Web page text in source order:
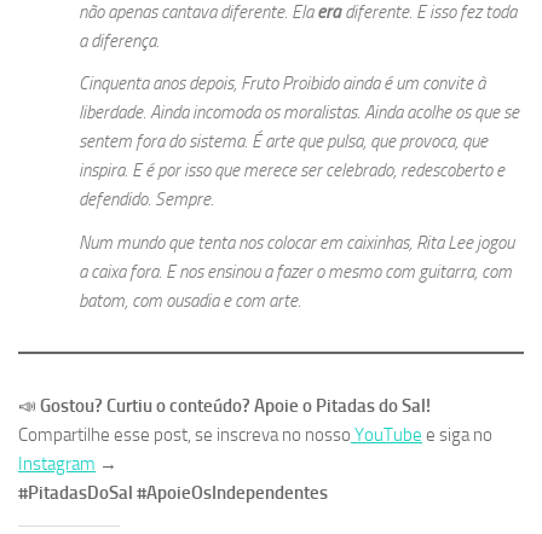
não apenas cantava diferente. Elaeradiferente. E isso fez toda
a diferença.
Cinquenta anos depois, Fruto Proibidoainda é um convite à
liberdade. Ainda incomoda os moralistas. Ainda acolhe os que se
sentem fora do sistema. É arte que pulsa, que provoca, que
inspira. E é por isso que merece ser celebrado, redescoberto e
defendido. Sempre.
Num mundo que tenta nos colocar em caixinhas, Rita Lee jogou
a caixa fora. E nos ensinou a fazer o mesmo com guitarra, com
batom, com ousadia e com arte.
📣 Gostou? Curtiu o conteúdo? Apoie o Pitadas do Sal!
Compartilhe esse post, se inscreva no nosso YouTube e siga no
Instagram →
#PitadasDoSal #ApoieOsIndependentes